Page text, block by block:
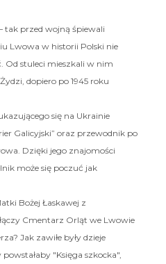
tak przed wojną śpiewali
Lwowa w historii Polski nie
stuleci mieszkali w nim
dopiero po 1945 roku
się na Ukrainie
Galicyjski” oraz przewodnik po
Dzięki jego znajomości
może się poczuć jak
Bożej Łaskawej z
Cmentarz Orląt we Lwowie
Jak zawiłe były dzieje
"Księga szkocka",